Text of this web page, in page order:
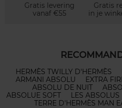
Gratis levering
vanaf €55
Gratis
in je
HERMÈS TWILLY D'HERMÈS
ARMANI ABSOLU
EXTRA
ABSOLU DE NUIT
ABSOLUE SOFT
LES ABSOLUS
TERRE D'HERMÈS MAN